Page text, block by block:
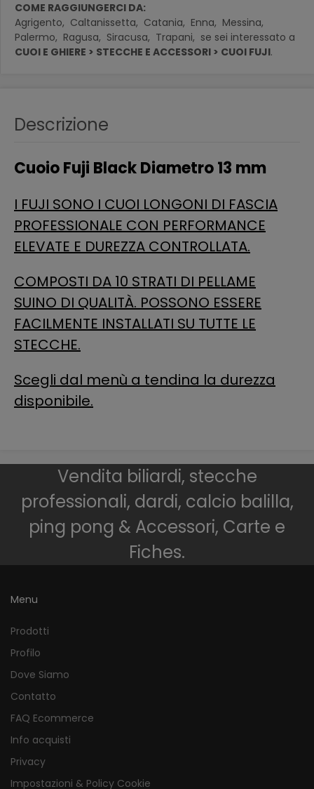
COME RAGGIUNGERCI DA:
Agrigento, Caltanissetta, Catania, Enna, Messina,
Palermo, Ragusa, Siracusa, Trapani, se sei interessato a
CUOI E GHIERE > STECCHE E ACCESSORI > CUOI FUJI.
Descrizione
Cuoio Fuji Black Diametro 13 mm
I FUJI SONO I CUOI LONGONI DI FASCIA
PROFESSIONALE CON PERFORMANCE
ELEVATE E DUREZZA CONTROLLATA.
COMPOSTI DA 10 STRATI DI PELLAME
SUINO DI QUALITÀ. POSSONO ESSERE
FACILMENTE INSTALLATI SU TUTTE LE
STECCHE.
Scegli dal menù a tendina la durezza
disponibile.
Vendita biliardi, stecche
professionali, dardi, calcio balilla,
ping pong & Accessori, Carte e
Fiches.
Menu
Prodotti
Profilo
Dove Siamo
Contatto
FAQ Ecommerce
Info acquisti
Privacy
Impostazioni & Policy Cookie